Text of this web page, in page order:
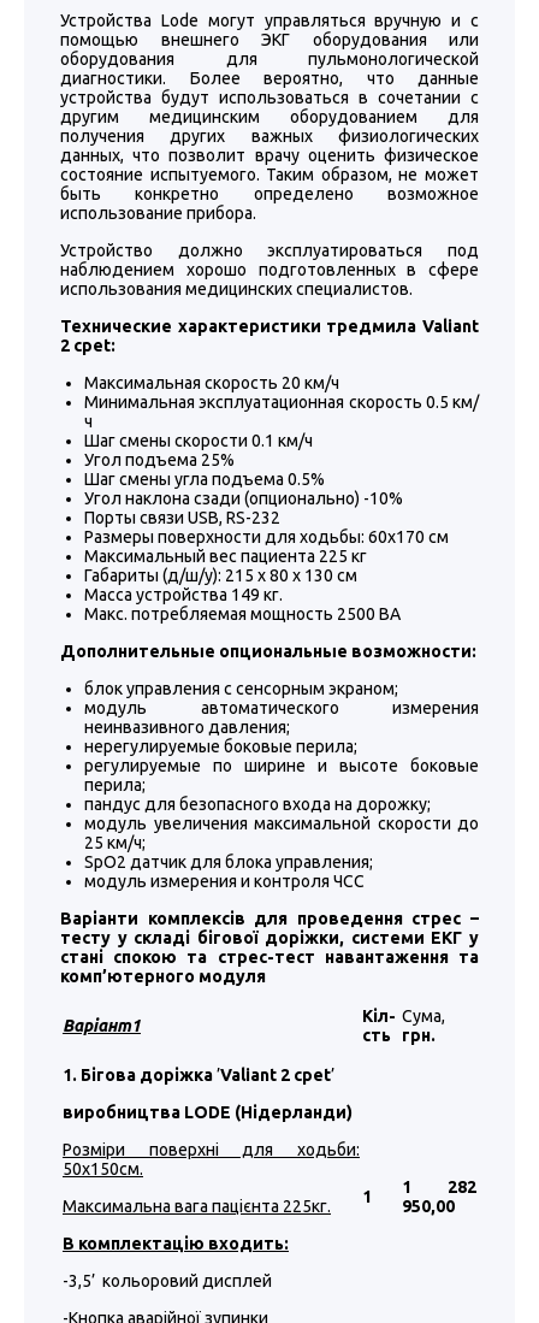
Устройства Lode могут управляться вручную и с
помощью внешнего ЭКГ оборудования или
оборудования для пульмонологической
диагностики. Более вероятно, что данные
устройства будут использоваться в сочетании с
другим медицинским оборудованием для
получения других важных физиологических
данных, что позволит врачу оценить физическое
состояние испытуемого. Таким образом, не может
быть конкретно определено возможное
использование прибора.
Устройство должно эксплуатироваться под
наблюдением хорошо подготовленных в сфере
использования медицинских специалистов.
Технические характеристики тредмила Valiant
2 cpet:
Максимальная скорость 20 км/ч
Минимальная эксплуатационная скорость 0.5 км/
ч
Шаг смены скорости 0.1 км/ч
Угол подъема 25%
Шаг смены угла подъема 0.5%
Угол наклона сзади (опционально) -10%
Порты связи USB, RS-232
Размеры поверхности для ходьбы: 60х170 см
Максимальный вес пациента 225 кг
Габариты (д/ш/у): 215 х 80 х 130 см
Масса устройства 149 кг.
Макс. потребляемая мощность 2500 ВА
Дополнительные опциональные возможности:
блок управления с сенсорным экраном;
модуль автоматического измерения
неинвазивного давления;
нерегулируемые боковые перила;
регулируемые по ширине и высоте боковые
перила;
пандус для безопасного входа на дорожку;
модуль увеличения максимальной скорости до
25 км/ч;
SpO2 датчик для блока управления;
модуль измерения и контроля ЧСС
Варіанти комплексів для проведення стрес –
тесту у складі бігової доріжки, системи ЕКГ у
стані спокою та стрес-тест навантаження та
комп’ютерного модуля
Варіант1
Кіл-
сть
Сума,
грн.
1. Бігова доріжка’Valiant 2 cpet’
виробництва LODE (Нідерланди)
Розміри поверхні для ходьби:
50х150см.
Максимальна вага пацієнта 225кг.
В комплектацію входить:
-3,5’ кольоровий дисплей
-Кнопка аварійної зупинки
1
1 282
950,00